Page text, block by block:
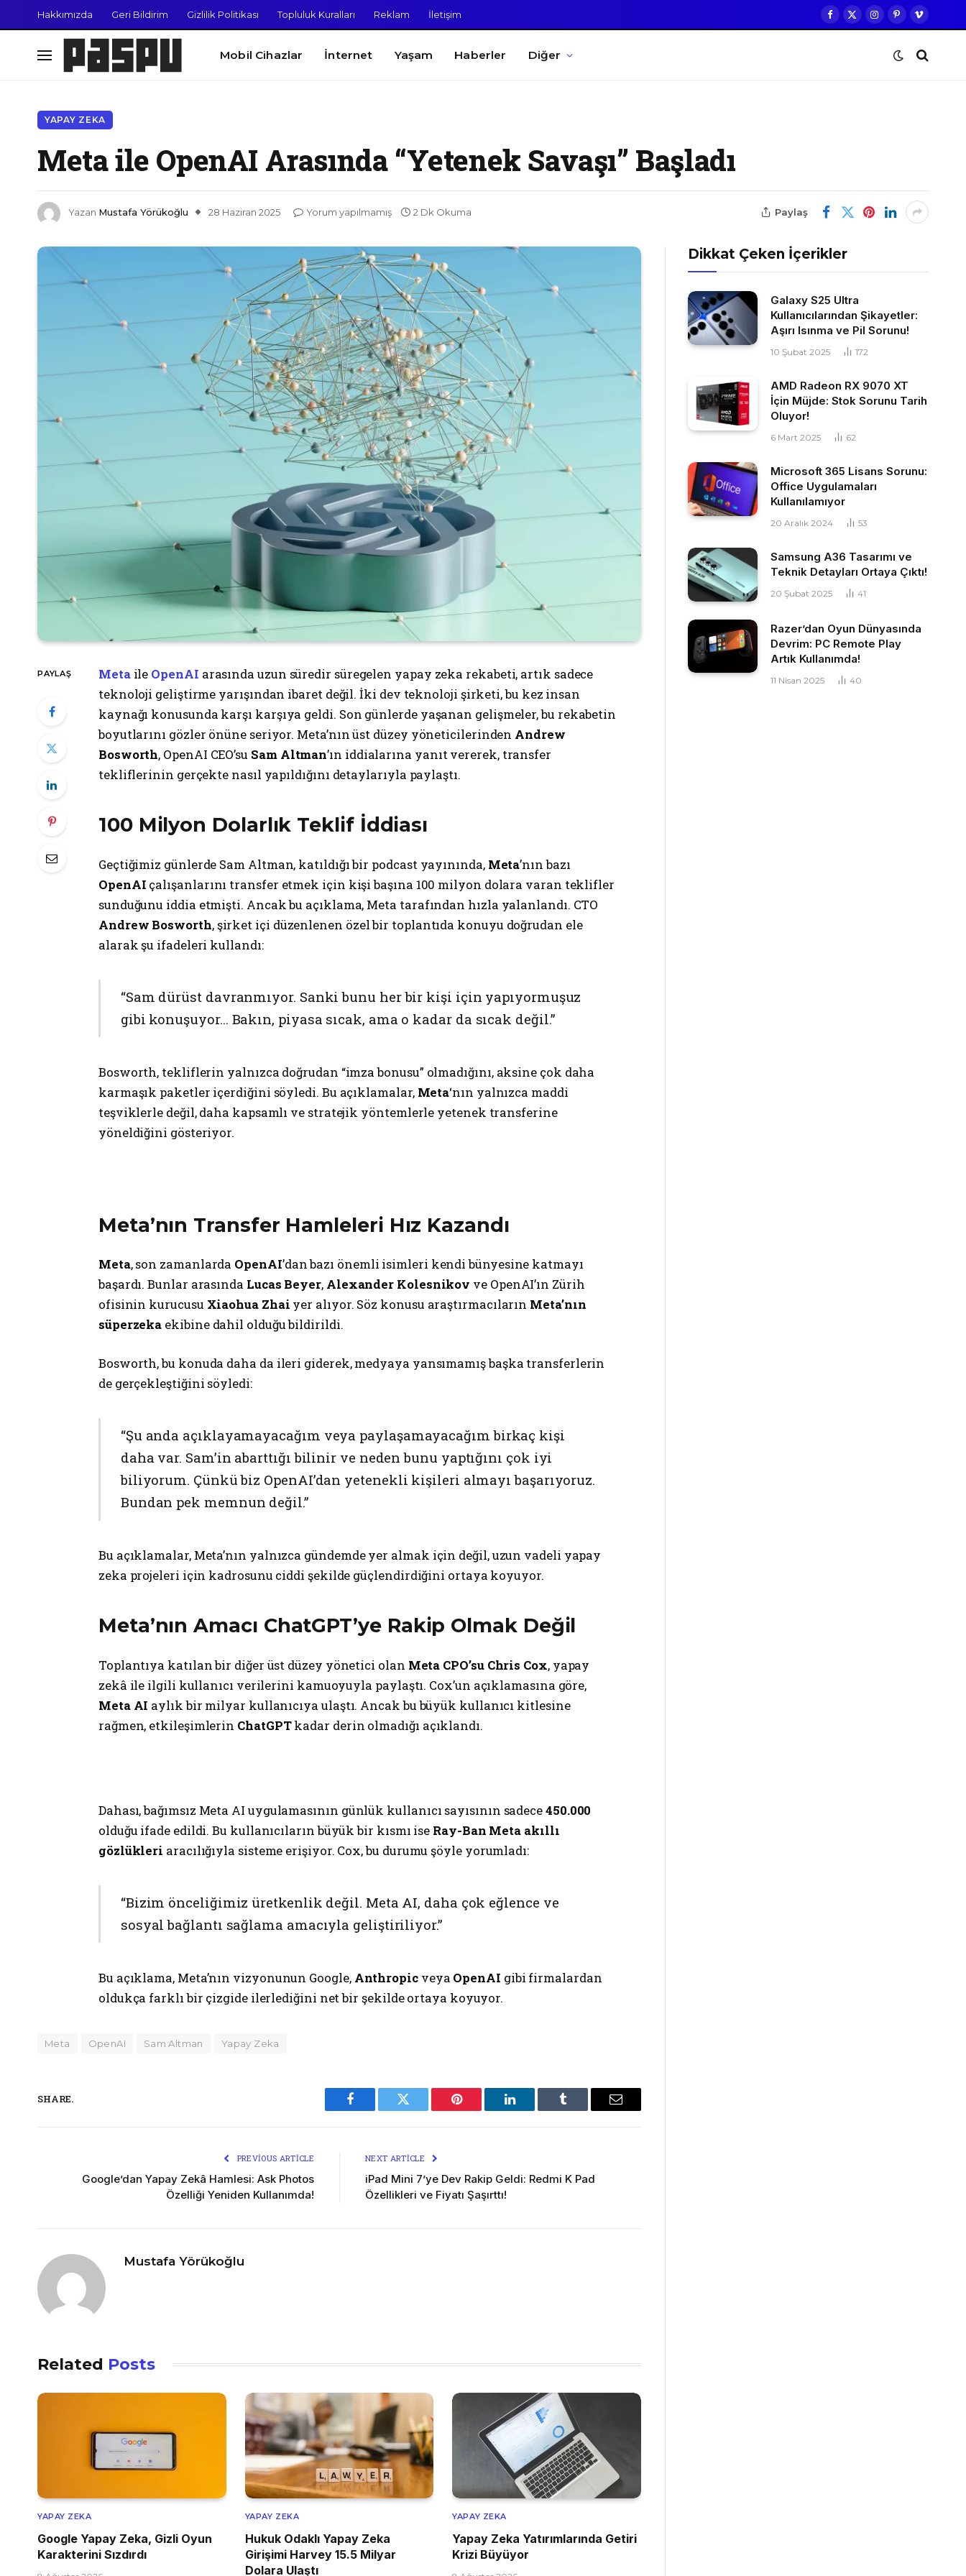
Hakkımızda Geri Bildirim Gizlilik Politikası Topluluk Kuralları Reklam İletişim Facebook
X
Instagram
Pinterest
Vimeo
Mobil Cihazlar İnternet Yaşam Haberler Diğer
YAPAY ZEKA
Meta ile OpenAI Arasında “Yetenek Savaşı” Başladı
Yazan Mustafa Yörükoğlu 28 Haziran 2025 Yorum yapılmamış 2 Dk Okuma Paylaş
PAYLAŞ Metaile OpenAI arasında uzun süredir süregelen yapay zeka rekabeti, artık sadece
teknoloji geliştirme yarışından ibaret değil. İki dev teknoloji şirketi, bu kez insan
kaynağı konusunda karşı karşıya geldi. Son günlerde yaşanan gelişmeler, bu rekabetin
boyutlarını gözler önüne seriyor. Meta’nın üst düzey yöneticilerinden Andrew
Bosworth, OpenAI CEO’su Sam Altman’ın iddialarına yanıt vererek, transfer
tekliflerinin gerçekte nasıl yapıldığını detaylarıyla paylaştı.
100 Milyon Dolarlık Teklif İddiası
Geçtiğimiz günlerde Sam Altman, katıldığı bir podcast yayınında, Meta’nın bazı
OpenAI çalışanlarını transfer etmek için kişi başına 100 milyon dolara varan teklifler
sunduğunu iddia etmişti. Ancak bu açıklama, Meta tarafından hızla yalanlandı. CTO
Andrew Bosworth, şirket içi düzenlenen özel bir toplantıda konuyu doğrudan ele
alarak şu ifadeleri kullandı:
“Sam dürüst davranmıyor. Sanki bunu her bir kişi için yapıyormuşuz
gibi konuşuyor… Bakın, piyasa sıcak, ama o kadar da sıcak değil.”
Bosworth, tekliflerin yalnızca doğrudan “imza bonusu” olmadığını, aksine çok daha
karmaşık paketler içerdiğini söyledi. Bu açıklamalar, Meta‘nın yalnızca maddi
teşviklerle değil, daha kapsamlı ve stratejik yöntemlerle yetenek transferine
yöneldiğini gösteriyor.
Meta’nın Transfer Hamleleri Hız Kazandı
Meta, son zamanlarda OpenAI’dan bazı önemli isimleri kendi bünyesine katmayı
başardı. Bunlar arasında Lucas Beyer, Alexander Kolesnikov ve OpenAI’ın Zürih
ofisinin kurucusu Xiaohua Zhai yer alıyor. Söz konusu araştırmacıların Meta’nın
süperzeka ekibine dahil olduğu bildirildi.
Bosworth, bu konuda daha da ileri giderek, medyaya yansımamış başka transferlerin
de gerçekleştiğini söyledi:
“Şu anda açıklayamayacağım veya paylaşamayacağım birkaç kişi
daha var. Sam’in abarttığı bilinir ve neden bunu yaptığını çok iyi
biliyorum. Çünkü biz OpenAI’dan yetenekli kişileri almayı başarıyoruz.
Bundan pek memnun değil.”
Bu açıklamalar, Meta’nın yalnızca gündemde yer almak için değil, uzun vadeli yapay
zeka projeleri için kadrosunu ciddi şekilde güçlendirdiğini ortaya koyuyor.
Meta’nın Amacı ChatGPT’ye Rakip Olmak Değil
Toplantıya katılan bir diğer üst düzey yönetici olan Meta CPO’su Chris Cox, yapay
zekâ ile ilgili kullanıcı verilerini kamuoyuyla paylaştı. Cox’un açıklamasına göre,
Meta AI aylık bir milyar kullanıcıya ulaştı. Ancak bu büyük kullanıcı kitlesine
rağmen, etkileşimlerin ChatGPTkadar derin olmadığı açıklandı.
Dahası, bağımsız Meta AI uygulamasının günlük kullanıcı sayısının sadece450.000
olduğu ifade edildi. Bu kullanıcıların büyük bir kısmı ise Ray-Ban Meta akıllı
gözlükleri aracılığıyla sisteme erişiyor. Cox, bu durumu şöyle yorumladı:
“Bizim önceliğimiz üretkenlik değil. Meta AI, daha çok eğlence ve
sosyal bağlantı sağlama amacıyla geliştiriliyor.”
Bu açıklama, Meta’nın vizyonunun Google, Anthropicveya OpenAI gibi firmalardan
oldukça farklı bir çizgide ilerlediğini net bir şekilde ortaya koyuyor.
Meta OpenAI Sam Altman Yapay Zeka
SHARE.
Facebook Twitter Pinterest LinkedIn Tumblr Email
PREVIOUS ARTICLE
Google’dan Yapay Zekâ Hamlesi: Ask Photos
Özelliği Yeniden Kullanımda!
NEXT ARTICLE
iPad Mini 7’ye Dev Rakip Geldi: Redmi K Pad
Özellikleri ve Fiyatı Şaşırttı!
Mustafa Yörükoğlu
Related Posts
YAPAY ZEKA
Google Yapay Zeka, Gizli Oyun
Karakterini Sızdırdı
YAPAY ZEKA
Hukuk Odaklı Yapay Zeka
Girişimi Harvey 15.5 Milyar
Dolara Ulaştı
YAPAY ZEKA
Yapay Zeka Yatırımlarında Getiri
Krizi Büyüyor
Dikkat Çeken İçerikler
Galaxy S25 Ultra
Kullanıcılarından Şikayetler:
Aşırı Isınma ve Pil Sorunu!
10 Şubat 2025 172
AMD Radeon RX 9070 XT
İçin Müjde: Stok Sorunu Tarih
Oluyor!
6 Mart 2025 62
Microsoft 365 Lisans Sorunu:
Office Uygulamaları
Kullanılamıyor
20 Aralık 2024 53
Samsung A36 Tasarımı ve
Teknik Detayları Ortaya Çıktı!
20 Şubat 2025 41
Razer’dan Oyun Dünyasında
Devrim: PC Remote Play
Artık Kullanımda!
11 Nisan 2025 40